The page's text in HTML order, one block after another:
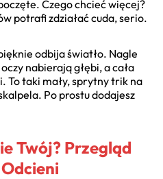
Czego chcieć więcej?
potrafi zdziałać cuda, serio.
odbija światło. Nagle
nabierają głębi, a cała
To taki mały, sprytny trik na
Po prostu dodajesz
Twój? Przegląd